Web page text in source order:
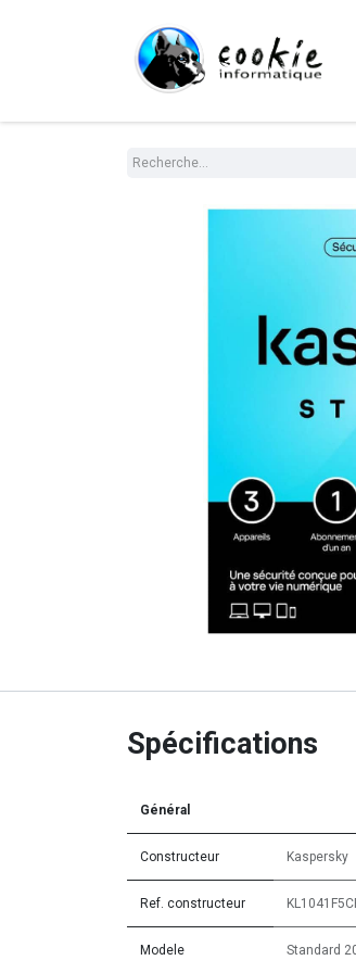
Spécifications
Général
Constructeur Kaspersky
Ref. constructeur
Modele Standard